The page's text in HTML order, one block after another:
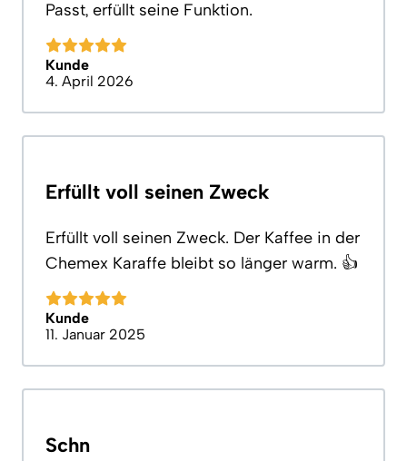
Passt, erfüllt seine Funktion.
Kunde
4. April 2026
Erfüllt voll seinen Zweck
Erfüllt voll seinen Zweck. Der Kaffee in der
Chemex Karaffe bleibt so länger warm. 👍
Kunde
11. Januar 2025
Schn